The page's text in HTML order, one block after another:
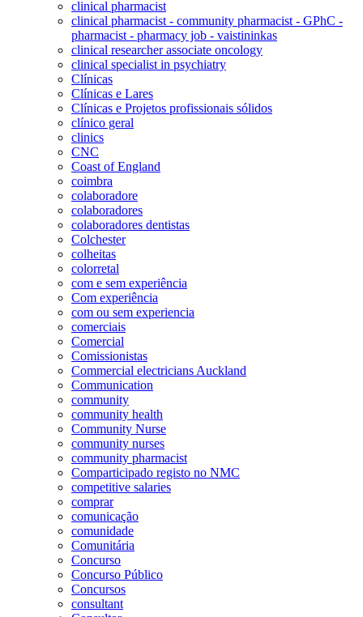
clinical pharmacist
clinical pharmacist - community pharmacist - GPhC -
pharmacist - pharmacy job - vaistininkas
clinical researcher associate oncology
clinical specialist in psychiatry
Clínicas
Clínicas e Lares
Clínicas e Projetos profissionais sólidos
clínico geral
clinics
CNC
Coast of England
coimbra
colaboradore
colaboradores
colaboradores dentistas
Colchester
colheitas
colorretal
com e sem experiência
Com experiência
com ou sem experiencia
comerciais
Comercial
Comissionistas
Commercial electricians Auckland
Communication
community
community health
Community Nurse
community nurses
community pharmacist
Comparticipado registo no NMC
competitive salaries
comprar
comunicação
comunidade
Comunitária
Concurso
Concurso Público
Concursos
consultant